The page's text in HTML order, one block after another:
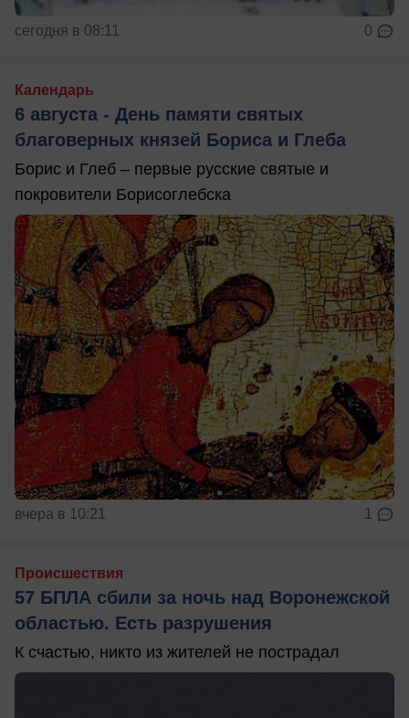
сегодня в 08:11 0
Календарь
6 августа - День памяти святых
благоверных князей Бориса и Глеба
Борис и Глеб – первые русские святые и
покровители Борисоглебска
вчера в 10:21 1
Происшествия
57 БПЛА сбили за ночь над Воронежской
областью. Есть разрушения
К счастью, никто из жителей не пострадал